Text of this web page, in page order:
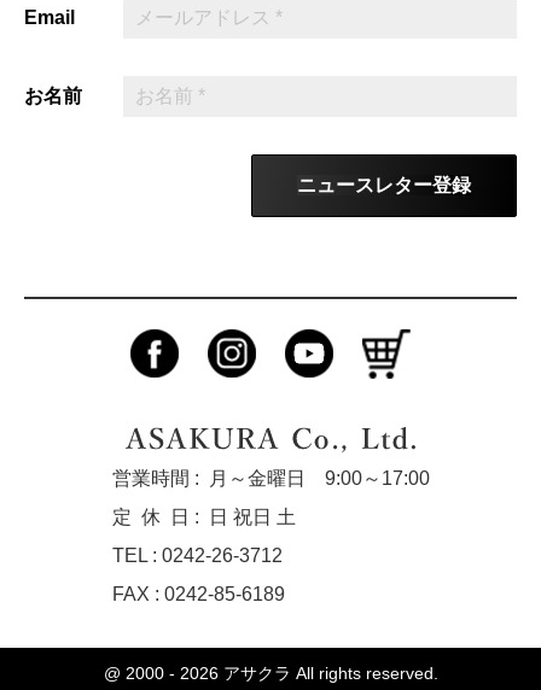
Email
お名前
ニュースレター登録
営業時間 :
月～金曜日 9:00～17:00
定休
日 :
日 祝日 土
TEL : 0242-26-3712
FAX : 0242-85-6189
@ 2000 - 2026 アサクラ All rights reserved.